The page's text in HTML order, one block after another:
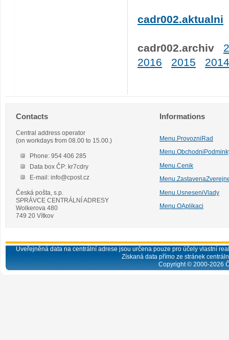
cadr002.aktualni
cadr002.archiv
2016
2015 2014
Contacts
Central address operator
(on workdays from 08.00 to 15.00.)
Phone: 954 406 285
Data box ČP: kr7cdry
E-mail: info@cpost.cz
Česká pošta, s.p.
SPRÁVCE CENTRÁLNÍ ADRESY
Wolkerova 480
749 20 Vítkov
Informations
Menu.ProvozniRad
Menu.Cenik
Menu.UsneseniVlady
Menu.OAplikaci
Uveřejněná data na centrální adrese jsou určena pouze pro účely vlastní
Získaná data přímo ze stránek
Copyright © 2000-2026